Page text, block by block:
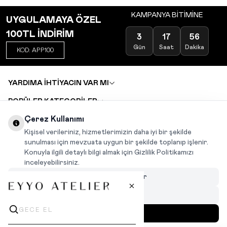
UYGULAMAYA ÖZEL
100TL İNDİRİM
KOD: APP100
KAMPANYA BİTİMİNE
3
Gün
17
Saat
56
Dakika
YARDIMA İHTİYACIN VAR MI
POPÜLER KATEGORİLER
DEĞİŞİM VE İADE TALEBİ
KARIYER
INSTAGRAM
Çerez Kullanımı
Kişisel verileriniz, hizmetlerimizin daha iyi bir şekilde
sunulması için mevzuata uygun bir şekilde toplanıp işlenir.
Konuyla ilgili detaylı bilgi almak için Gizlilik Politikamızı
inceleyebilirsiniz.
Çerezleri Özelleştir